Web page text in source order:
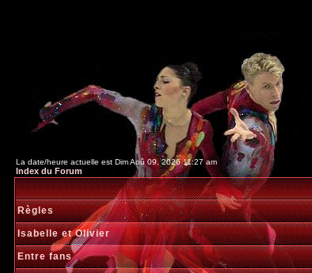
La date/heure actuelle est Dim Aoû 09, 2026 11:27 am
Index du Forum
Règles
Isabelle et Olivier
Entre fans